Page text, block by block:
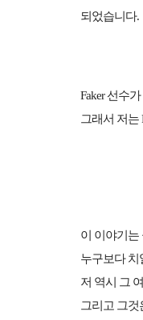
되었습니다.
Faker 선수
그래서 저는
이 이야기는
누구보다 치
저 역시 그
그리고 그